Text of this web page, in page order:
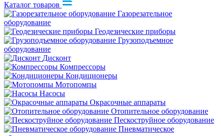
Каталог товаров
Газорезательное
оборудование
Геодезические приборы
Грузоподъемное
оборудование
Дисконт
Компрессоры
Кондиционеры
Мотопомпы
Насосы
Окрасочные аппараты
Отопительное оборудование
Пескоструйное оборудование
Пневматическое